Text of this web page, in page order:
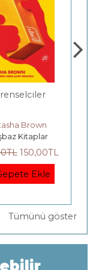
SARIYILDIZ
Kitaplar
TL 165,00TL
Ekle
Tümünü göster